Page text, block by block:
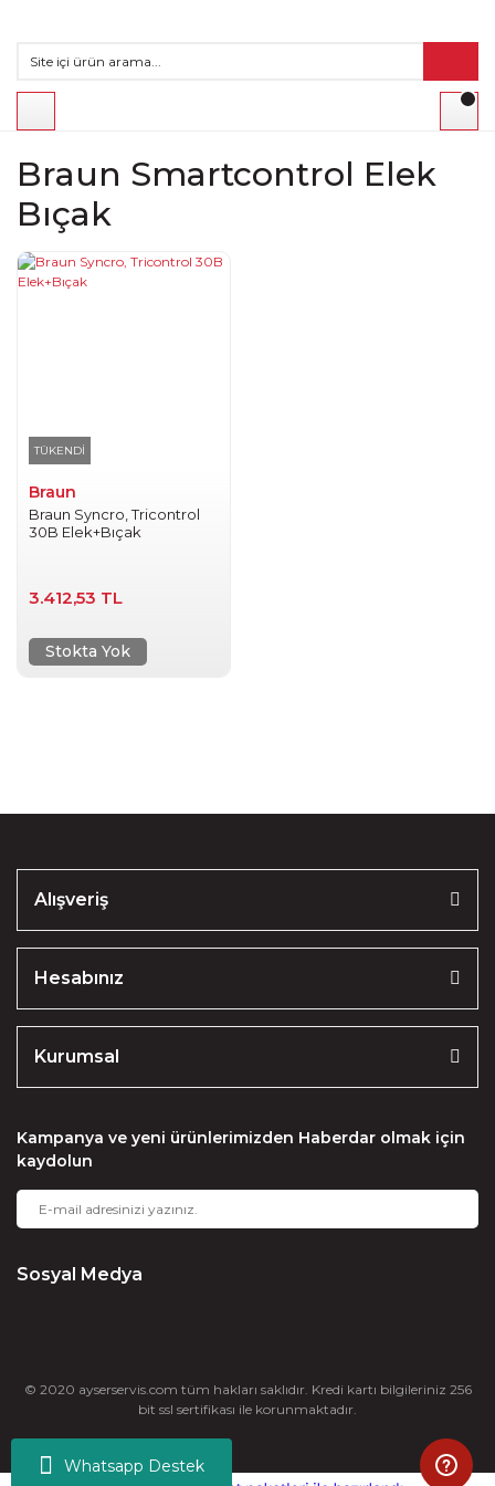
Whatsapp Destek
Braun Smartcontrol Elek
Bıçak
TÜKENDİ
Braun
Braun Syncro, Tricontrol
30B Elek+Bıçak
3.412,53 TL
Stokta Yok
Alışveriş
Hesabınız
Kurumsal
Kampanya ve yeni ürünlerimizden Haberdar olmak için
kaydolun
Sosyal Medya
© 2020 ayserservis.com tüm hakları saklıdır. Kredi kartı bilgileriniz 256
bit ssl sertifikası ile korunmaktadır.